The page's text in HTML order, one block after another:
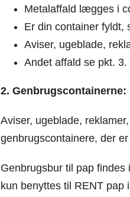
Metalaffald lægges i
Er din container fyldt,
Aviser, ugeblade,
Andet affald se pkt. 3.
2. Genbrugscontainerne:
Aviser, ugeblade,
genbrugscontainere, der
Genbrugsbur til pap
kun benyttes til RENT